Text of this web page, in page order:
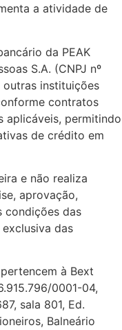
a atividade de
da PEAK
S.A. (CNPJ nº
outras instituições
contratos
aplicáveis, permitindo
de crédito em
e não realiza
aprovação,
condições das
das
à Bext
0001-04,
sala 801, Ed.
Balneário